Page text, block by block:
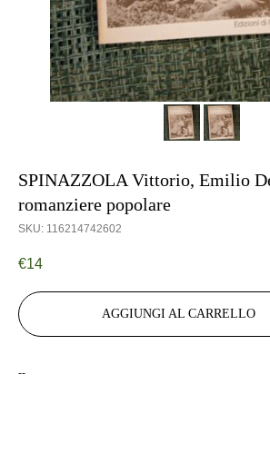
SPINAZZOLA Vittorio, Emilio
romanziere popolare
SKU: 116214742602
€14
AGGIUNGI AL CARRELLO
--